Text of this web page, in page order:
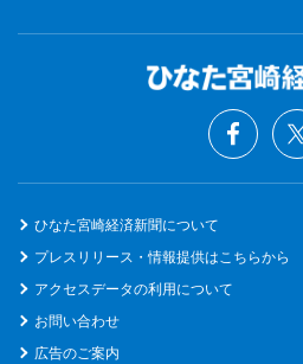
ひなた宮崎経済新聞について
プレスリリース・情報提供はこちらから
アクセスデータの利用について
お問い合わせ
広告のご案内